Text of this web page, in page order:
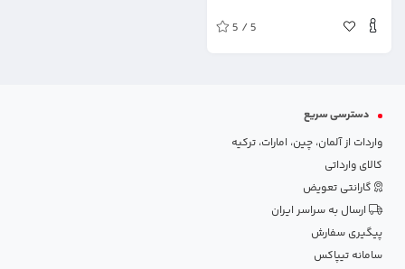
5 / 5
دسترسی سریع
واردات از آلمان، چین، امارات، ترکیه
کالای وارداتی
گارانتی تعویض
ارسال به سراسر ایران
پیگیری سفارش
سامانه تیپاکس